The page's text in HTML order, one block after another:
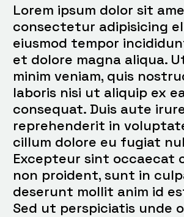
Lorem ipsum dolor sit
consectetur adipisicing
eiusmod tempor
et dolore magna aliqua.
minim veniam, quis
laboris nisi ut aliquip ex
consequat. Duis aute
reprehenderit in
cillum dolore eu fugiat
Excepteur sint occaecat
non proident, sunt in
deserunt mollit anim id
Sed ut perspiciatis unde